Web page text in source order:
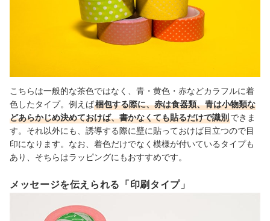
こちらは一般的な茶色ではなく、青・黄色・赤などカラフルに着
色したタイプ。例えば梱包する際に、赤は食器類、青は小物類な
どあらかじめ決めておけば、書かなくても貼るだけで識別できま
す。それ以外にも、誘導する際に壁に貼っておけば目立つので目
印になります。なお、着色だけでなく模様が付いているタイプも
あり、そちらはラッピングにもおすすめです。
メッセージを伝えられる「印刷タイプ」